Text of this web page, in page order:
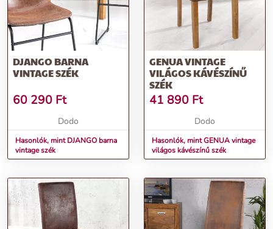
DJANGO BARNA
VINTAGE SZÉK
60 290 Ft
Dodo
Hasonlók, mint DJANGO barna
vintage szék
GENUA VINTAGE
VILÁGOS KÁVÉSZÍNŰ
SZÉK
41 890 Ft
Dodo
Hasonlók, mint GENUA vintage
világos kávészínű szék